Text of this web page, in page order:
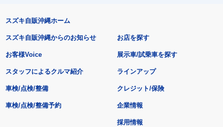
スズキ自販沖縄ホーム
スズキ自販沖縄からのお知らせ
お客様Voice
スタッフによるクルマ紹介
お店を探す
展示車/試乗車を探す
ラインアップ
車検/点検/整備 クレジット/保険
車検/点検/整備予約 企業情報
採用情報